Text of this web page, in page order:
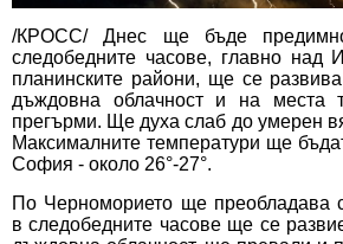
/КРОСС/ Днес ще бъде
следобедните часове, главно над
планинските райони, ще се
дъждовна облачност и на
прегърми. Ще духа слаб до умерен
Максималните температури ще
София - около 26°-27°.
По Черноморието ще преобладава
в следобедните часове ще се